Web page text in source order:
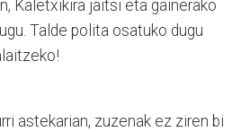
Kaletxikira jaitsi eta gainerako
Talde polita osatuko dugu
astekarian, zuzenak ez ziren bi